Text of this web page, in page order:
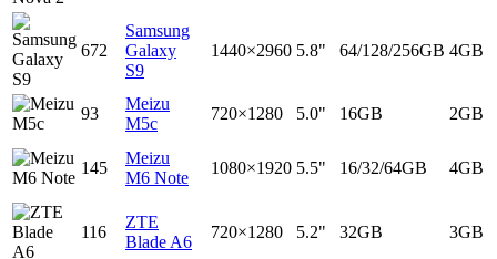
672
Samsung
Galaxy
S9
1440×2960 5.8" 64/128/256GB 4GB
93
Meizu
M5c
720×1280 5.0" 16GB 2GB
145
Meizu
M6 Note
1080×1920 5.5" 16/32/64GB 4GB
116
ZTE
Blade A6
720×1280 5.2" 32GB 3GB